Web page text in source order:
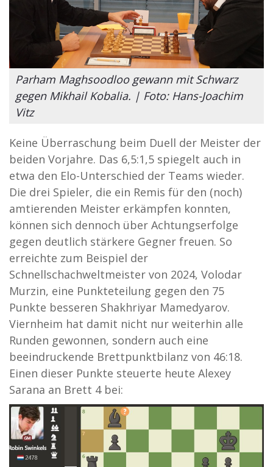
Parham Maghsoodloo gewann mit Schwarz
gegen Mikhail Kobalia. | Foto: Hans-Joachim
Vitz
Keine Überraschung beim Duell der Meister der
beiden Vorjahre. Das 6,5:1,5 spiegelt auch in
etwa den Elo-Unterschied der Teams wieder.
Die drei Spieler, die ein Remis für den (noch)
amtierenden Meister erkämpfen konnten,
können sich dennoch über Achtungserfolge
gegen deutlich stärkere Gegner freuen. So
erreichte zum Beispiel der
Schnellschachweltmeister von 2024, Volodar
Murzin, eine Punkteteilung gegen den 75
Punkte besseren Shakhriyar Mamedyarov.
Viernheim hat damit nicht nur weiterhin alle
Runden gewonnen, sondern auch eine
beeindruckende Brettpunktbilanz von 46:18.
Einen dieser Punkte steuerte heute Alexey
Sarana an Brett 4 bei: